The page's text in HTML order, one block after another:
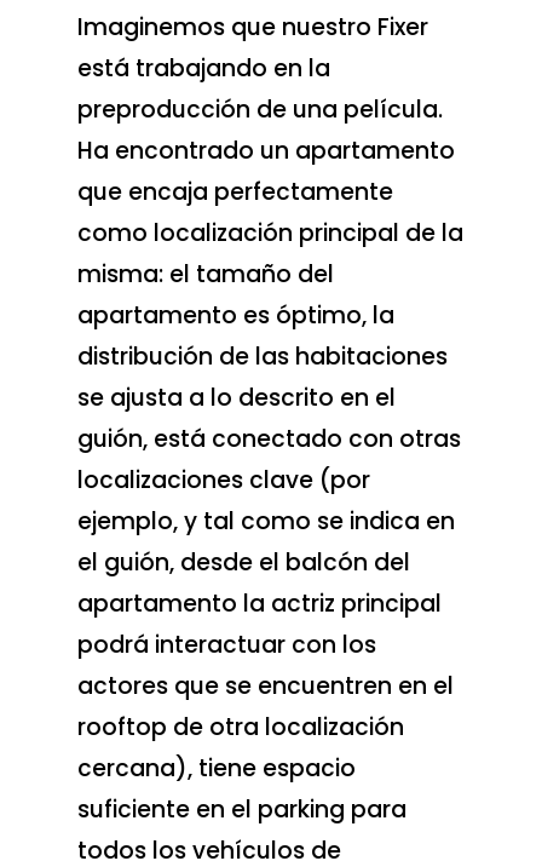
Imaginemos que nuestro Fixer
está trabajando en la
preproducción de una película.
Ha encontrado un apartamento
que encaja perfectamente
como localización principal de la
misma: el tamaño del
apartamento es óptimo, la
distribución de las habitaciones
se ajusta a lo descrito en el
guión, está conectado con otras
localizaciones clave (por
ejemplo, y tal como se indica en
el guión, desde el balcón del
apartamento la actriz principal
podrá interactuar con los
actores que se encuentren en el
rooftop de otra localización
cercana), tiene espacio
suficiente en el parking para
todos los vehículos de